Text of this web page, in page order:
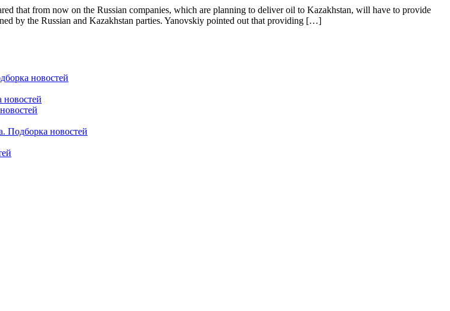
that from now on the Russian companies, which are planning to deliver oil to Kazakhstan, will have to provide
by the Russian and Kazakhstan parties. Yanovskiy pointed out that providing […]
новостей
новостей
Подборка новостей